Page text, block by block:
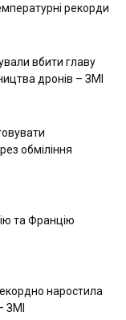
рекорди
вбити главу
дронів – ЗМІ
обміління
та Францію
наростила
ЗМІ